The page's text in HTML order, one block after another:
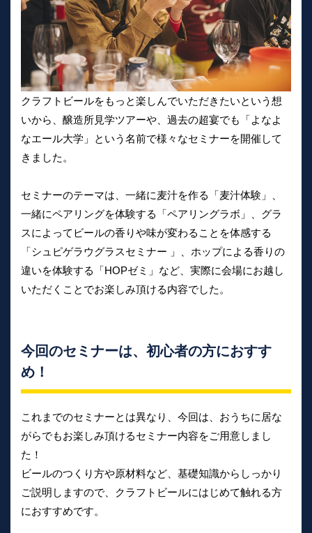
クラフトビールをもっと楽しんでいただきたいという想
いから、醸造所見学ツアーや、過去の超宴でも「よなよ
なエール大学」という名前で様々なセミナーを開催して
きました。
セミナーのテーマは、一緒に麦汁を作る「麦汁体験」、
一緒にペアリングを体験する「ペアリングラボ」、グラ
スによってビールの香りや味が変わることを体感する
「シュピゲラウグラスセミナー 」、ホップによる香りの
違いを体験する「HOPゼミ」など、実際に会場にお越し
いただくことでお楽しみ頂ける内容でした。
今回のセミナーは、初心者の方におすす
め！
これまでのセミナーとは異なり、今回は、おうちに居な
がらでもお楽しみ頂けるセミナー内容をご用意しまし
た！
ビールのつくり方や原材料など、基礎知識からしっかり
ご説明しますので、クラフトビールにはじめて触れる方
におすすめです。